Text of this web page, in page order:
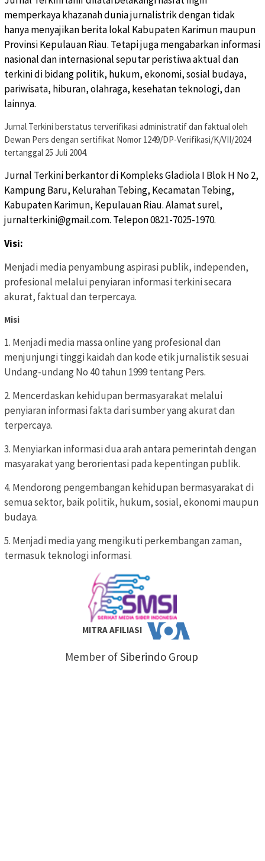
memperkaya khazanah dunia jurnalistrik dengan tidak
hanya menyajikan berita lokal Kabupaten Karimun maupun
Provinsi Kepulauan Riau. Tetapi juga mengabarkan informasi
nasional dan internasional seputar peristiwa aktual dan
terkini di bidang politik, hukum, ekonomi, sosial budaya,
pariwisata, hiburan, olahraga, kesehatan teknologi, dan
lainnya.
Jurnal Terkini berstatus terverifikasi administratif dan faktual oleh
Dewan Pers dengan sertifikat Nomor 1249/DP-Verifikasi/K/VII/2024
tertanggal 25 Juli 2004.
Jurnal Terkini berkantor di Kompleks Gladiola I Blok H No 2,
Kampung Baru, Kelurahan Tebing, Kecamatan Tebing,
Kabupaten Karimun, Kepulauan Riau. Alamat surel,
jurnalterkini@gmail.com. Telepon 0821-7025-1970.
Visi:
Menjadi media penyambung aspirasi publik, independen,
profesional melalui penyiaran informasi terkini secara
akurat, faktual dan terpercaya.
Misi
1. Menjadi media massa online yang profesional dan
menjunjungi tinggi kaidah dan kode etik jurnalistik sesuai
Undang-undang No 40 tahun 1999 tentang Pers.
2. Mencerdaskan kehidupan bermasyarakat melalui
penyiaran informasi fakta dari sumber yang akurat dan
terpercaya.
3. Menyiarkan informasi dua arah antara pemerintah dengan
masyarakat yang berorientasi pada kepentingan publik.
4. Mendorong pengembangan kehidupan bermasyarakat di
semua sektor, baik politik, hukum, sosial, ekonomi maupun
budaya.
5. Menjadi media yang mengikuti perkembangan zaman,
termasuk teknologi informasi.
MITRA AFILIASI
Member ofSiberindo Group